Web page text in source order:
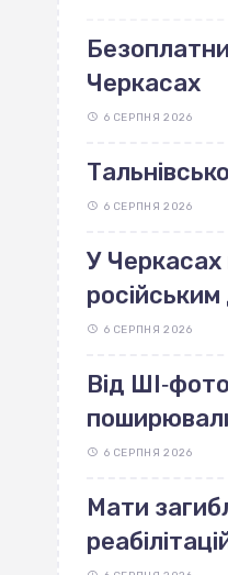
Черкасах
6 СЕРПНЯ 2026
6 СЕРПНЯ 2026
У
6 СЕРПНЯ 2026
Від
6 СЕРПНЯ 2026
Мати